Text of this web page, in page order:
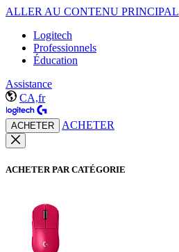
ALLER AU CONTENU PRINCIPAL
Logitech
Professionnels
Éducation
Assistance
CA,fr
ACHETER ACHETER
ACHETER PAR CATÉGORIE